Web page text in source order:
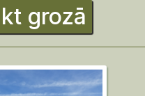
grozā